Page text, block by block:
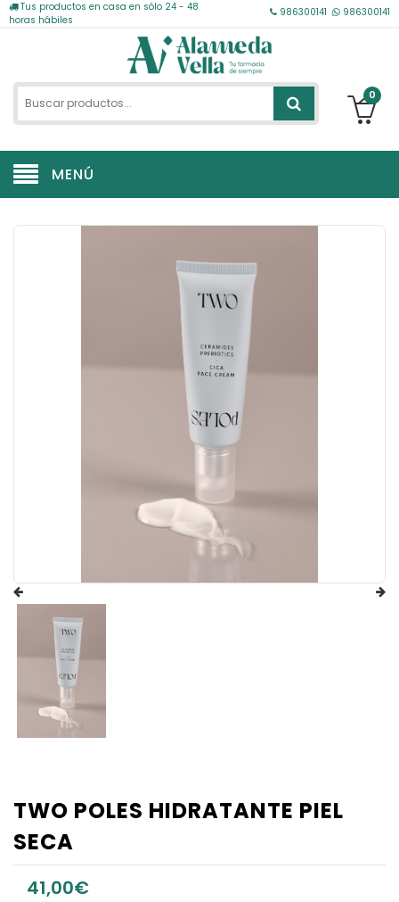
Tus productos en casa en sólo 24 - 48
horas hábiles
986300141 986300141
0
MENÚ
TWO POLES HIDRATANTE PIEL
SECA
41,00€